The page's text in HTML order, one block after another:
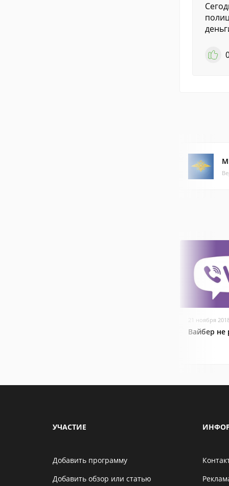
21 ноября
Вайбер не
УЧАСТИЕ
Добавить программу
Добавить обзор или статью